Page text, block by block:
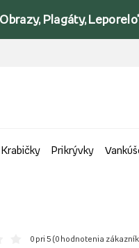
Plagáty,
Krabičky Prikrývky
0 pri 5 (0 hodnotenia